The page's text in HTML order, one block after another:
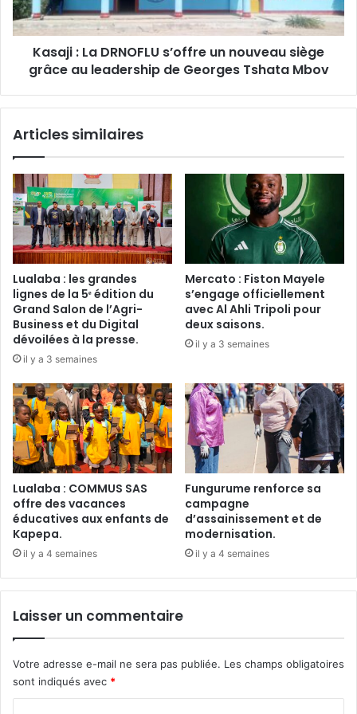
siège
grâce
leadership
Mbov
Kasaji : La DRNOFLU s’offre un nouveau siège
grâce au leadership de Georges Tshata Mbov
Articles similaires
Lualaba : les grandes
lignes de la 5ᵉ édition du
Grand Salon de l’Agri-
Business et du Digital
dévoilées à la presse.
il y a 3 semaines
Mercato : Fiston Mayele
s’engage officiellement
avec Al Ahli Tripoli pour
deux saisons.
il y a 3 semaines
Lualaba : COMMUS SAS
offre des vacances
éducatives aux enfants de
Kapepa.
il y a 4 semaines
Fungurume renforce sa
campagne
d’assainissement et de
modernisation.
il y a 4 semaines
Laisser un commentaire
Votre adresse e-mail ne sera pas publiée. Les champs obligatoires
sont indiqués avec *